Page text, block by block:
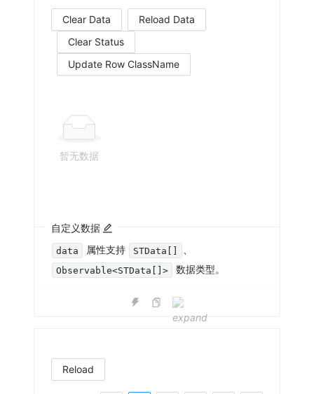
Clear Data
Reload Data
Clear Status
Update Row ClassName
暂无数据
自定义数据
data 属性支持 STData[]
Observable<STData[]> 数据类型。
Reload